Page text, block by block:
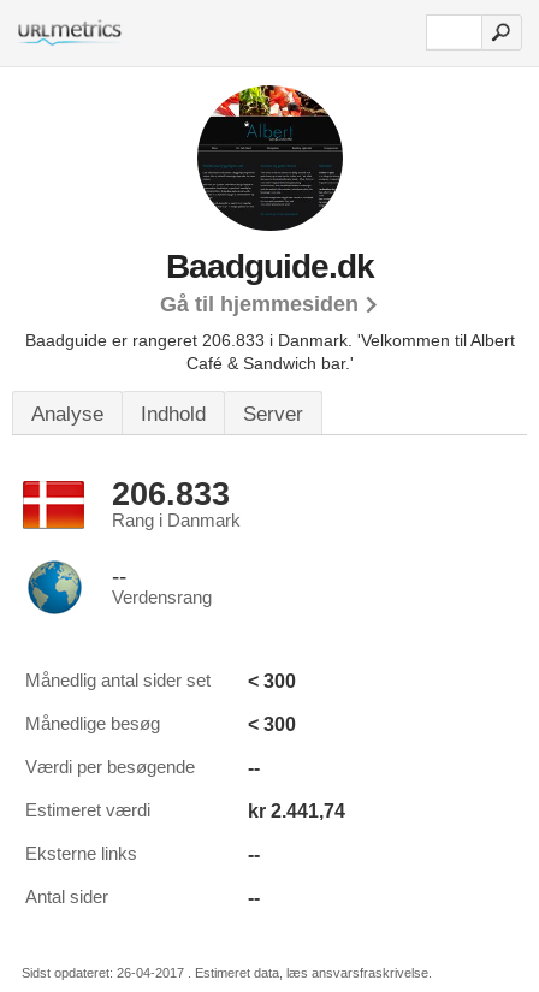
Baadguide.dk
Gå til hjemmesiden
Baadguide er rangeret 206.833 i Danmark. 'Velkommen til Albert
Café & Sandwich bar.'
Analyse Indhold Server
206.833
Rang i Danmark
--
Verdensrang
Månedlig antal sider set < 300
Månedlige besøg < 300
Værdi per besøgende --
Estimeret værdi kr 2.441,74
Eksterne links --
Antal sider --
Sidst opdateret: 26-04-2017 . Estimeret data, læs ansvarsfraskrivelse.